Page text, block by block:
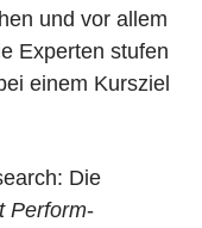
und vor allem
Experten stufen
einem Kursziel
Die
Perform-